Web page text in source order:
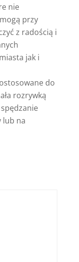
nie
przy
z radością i
jak i
do
rozrywką
lub na